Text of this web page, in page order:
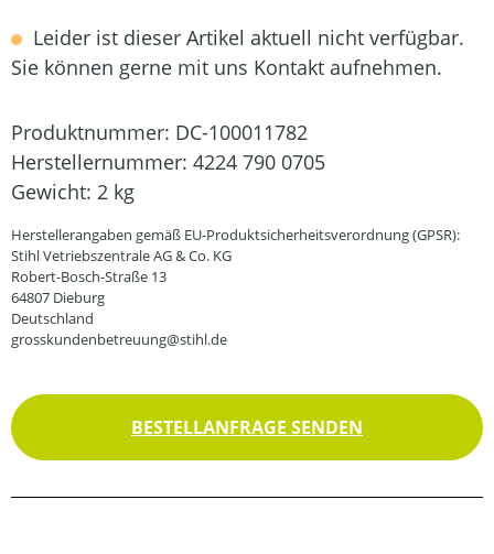
Leider ist dieser Artikel aktuell nicht verfügbar.
Sie können gerne mit uns Kontakt aufnehmen.
Produktnummer: DC-100011782
Herstellernummer: 4224 790 0705
Gewicht: 2 kg
Herstellerangaben gemäß EU-Produktsicherheitsverordnung (GPSR):
Stihl Vetriebszentrale AG & Co. KG
Robert-Bosch-Straße 13
64807 Dieburg
Deutschland
grosskundenbetreuung@stihl.de
BESTELLANFRAGE SENDEN